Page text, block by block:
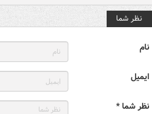
نظر شما
نام
ایمیل
نظر شما *